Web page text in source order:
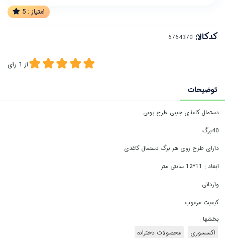
امتیاز : 5
کدکالا:
از 1 رای
توضیحات
دستمال کاغذی جیبی طرح پونی
40برگ
دارای طرح روی هر برگ دستمال کاغذی
ابعاد : 11*12 سانتی متر
وارداتی
کیفیت مرغوب
بخشها :
اکسسوری
محصولات دخترانه